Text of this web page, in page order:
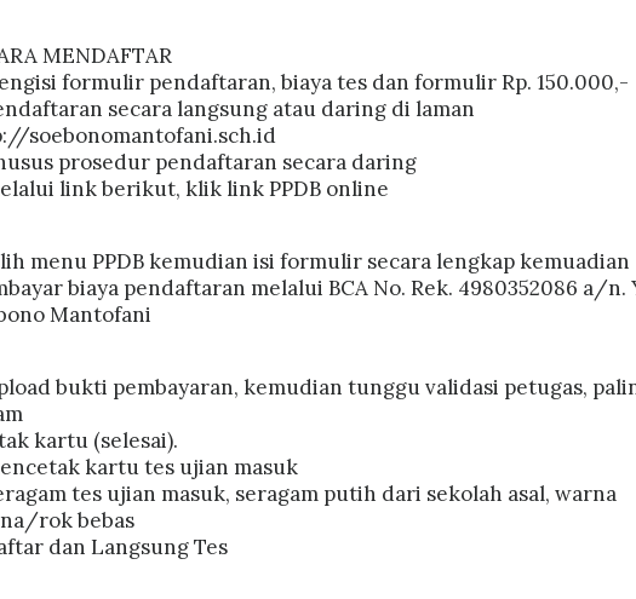
MENDAFTAR
formulir pendaftaran, biaya tes dan formulir Rp. 150.000,-
secara langsung atau daring di laman
soebonomantofani.sch.id
prosedur pendaftaran secara daring
link berikut, klik link PPDB online
menu PPDB kemudian isi formulir secara lengkap kemuadian
biaya pendaftaran melalui BCA No. Rek. 4980352086 a/n.
Mantofani
bukti pembayaran, kemudian tunggu validasi petugas,
kartu (selesai).
kartu tes ujian masuk
tes ujian masuk, seragam putih dari sekolah asal, warna
rok bebas
dan Langsung Tes